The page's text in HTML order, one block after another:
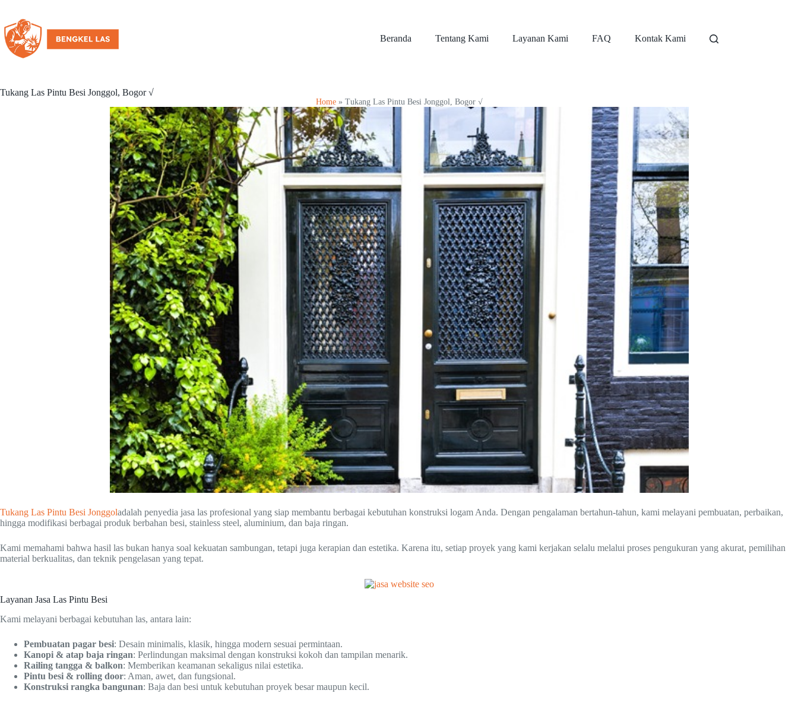
Beranda Tentang Kami Layanan Kami FAQ Kontak Kami
Tukang Las Pintu Besi Jonggol, Bogor √
Home» Tukang Las Pintu Besi Jonggol, Bogor √
Tukang Las Pintu Besi Jonggoladalah penyedia jasa las profesional yang siap membantu berbagai kebutuhan konstruksi logam Anda. Dengan pengalaman bertahun-tahun, kami melayani pembuatan, perbaikan,
hingga modifikasi berbagai produk berbahan besi, stainless steel, aluminium, dan baja ringan.
Kami memahami bahwa hasil las bukan hanya soal kekuatan sambungan, tetapi juga kerapian dan estetika. Karena itu, setiap proyek yang kami kerjakan selalu melalui proses pengukuran yang akurat, pemilihan
material berkualitas, dan teknik pengelasan yang tepat.
Layanan Jasa Las Pintu Besi
Kami melayani berbagai kebutuhan las, antara lain:
Pembuatan pagar besi: Desain minimalis, klasik, hingga modern sesuai permintaan.
Kanopi & atap baja ringan: Perlindungan maksimal dengan konstruksi kokoh dan tampilan menarik.
Railing tangga & balkon: Memberikan keamanan sekaligus nilai estetika.
Pintu besi & rolling door: Aman, awet, dan fungsional.
Konstruksi rangka bangunan: Baja dan besi untuk kebutuhan proyek besar maupun kecil.